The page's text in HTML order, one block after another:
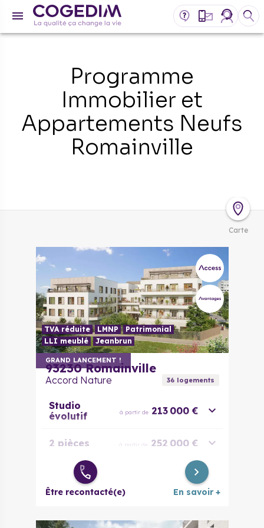
Programme
Immobilier et
Appartements Neufs
Romainville
Carte
GRAND LANCEMENT !
TVA réduite LMNP
Patrimonial
LLI meublé
Jeanbrun
93230 Romainville
Accord Nature 36logements
Studio
évolutif
à partir de 213 000 €
2 pièces à partir de 252 000 €
2 pièces
évolutif
281 000 €
Être recontacté(e) En savoir +